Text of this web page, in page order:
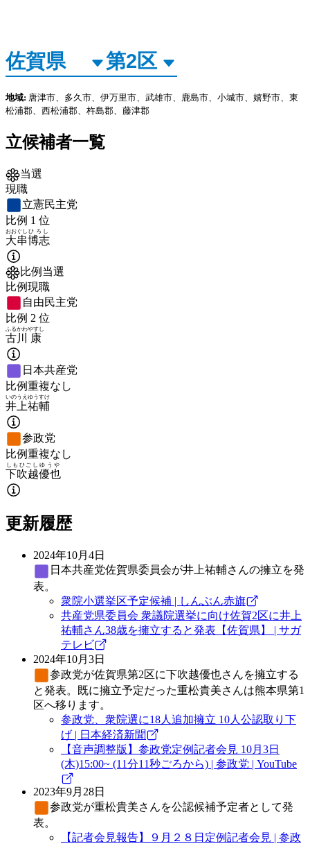
地域: 唐津市、多久市、伊万里市、武雄市、鹿島市、小城市、嬉野市、東
松浦郡、西松浦郡、杵島郡、藤津郡
立候補者一覧
当選
現職
立憲民主党
比例 1 位
大串
おおぐし
博志
ひろし
比例当選
比例現職
自由民主党
比例 2 位
古川
ふるかわ
康
やすし
日本共産党
比例重複なし
井上
いのうえ
祐輔
ゆうすけ
参政党
比例重複なし
下吹越
しもひごし
優也
ゆうや
更新履歴
2024年10月4日
日本共産党佐賀県委員会が井上祐輔さんの擁立を発
表。
衆院小選挙区予定候補 | しんぶん赤旗
共産党県委員会 衆議院選挙に向け佐賀2区に井上
祐輔さん38歳を擁立すると発表【佐賀県】 | サガ
テレビ
2024年10月3日
参政党が佐賀県第2区に下吹越優也さんを擁立する
と発表。既に擁立予定だった重松貴美さんは熊本県第1
区へ移ります。
参政党、衆院選に18人追加擁立 10人公認取り下
げ | 日本経済新聞
【音声調整版】参政党定例記者会見 10月3日
(木)15:00~ (11分11秒ごろから) | 参政党 | YouTube
2023年9月28日
参政党が重松貴美さんを公認候補予定者として発
表。
【記者会見報告】９月２８日定例記者会見 | 参政